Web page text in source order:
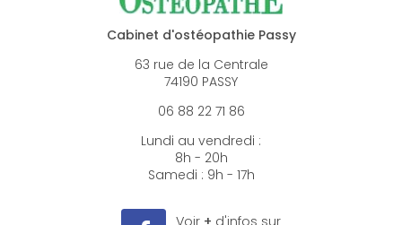
Cabinet d'ostéopathie Passy
63 rue de la Centrale
74190 PASSY
06 88 22 71 86
Lundi au vendredi :
8h - 20h
Samedi : 9h - 17h